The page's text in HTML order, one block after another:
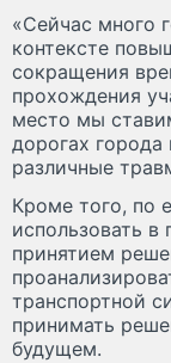
«Сейчас много
контексте
сокращения
прохождения
место мы
дорогах
различные
Кроме того, по
использовать в
принятием
транспортной
принимать
будущем.